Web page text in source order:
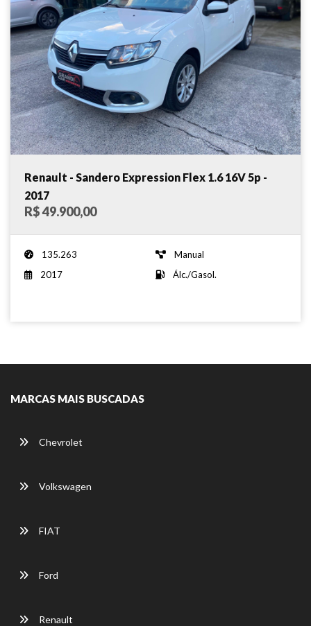
Renault - Sandero Expression Flex 1.6 16V 5p -
2017
R$ 49.900,00
135.263
Manual
2017
Álc./Gasol.
MARCAS MAIS BUSCADAS
Chevrolet
Volkswagen
FIAT
Ford
Renault